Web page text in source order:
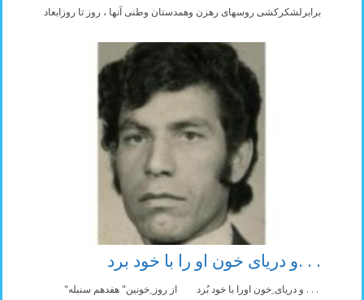
برابرلشکرکشی روسهای رهزن وهمدستان وطنی آنها ، روز تا روزابعاد
. . .و دریای خون او را با خود برد
. . . و دریای ِخون اورا با خود بُرد از روز ِخونین" هفدهم سنبله"